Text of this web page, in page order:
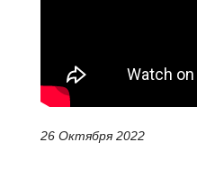
26 Октября 2022